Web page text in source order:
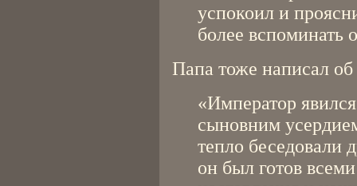
успокоил и
более вспоминать
Папа тоже написал
«Император
сыновним
тепло беседовали
он был готов